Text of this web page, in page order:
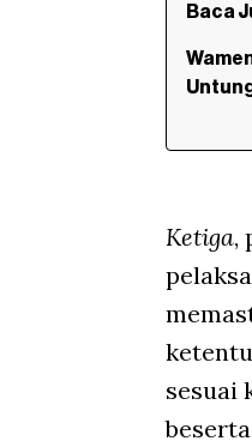
Baca
Ketiga,
sesuai